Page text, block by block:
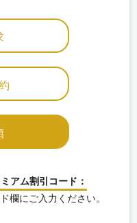
アム割引コード：
欄にご入力ください。